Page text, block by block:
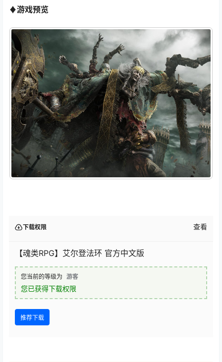
♦游戏预览
下载权限 查看
【魂类RPG】艾尔登法环 官方中文版
您当前的等级为 游客
您已获得下载权限
推荐下载